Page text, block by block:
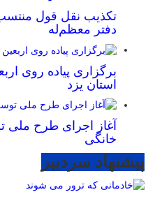
تکذیب نقل قول
دفتر معظم‌له
استان یزد
آغاز اجرای طرح ملی
خانگی
پیشنهاد سردبیر